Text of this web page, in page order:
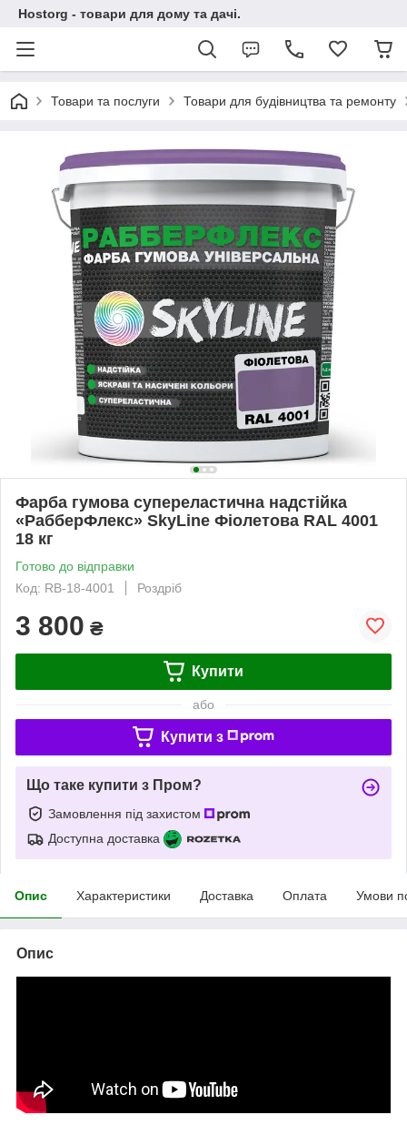
Hostorg - товари для дому та дачі.
Товари та послуги Товари для будівництва та ремонту
Фарба гумова супереластична надстійка
«РабберФлекс» SkyLine Фіолетова RAL 4001
18 кг
Готово до відправки
Код: RB-18-4001
Роздріб
3 800 ₴
Купити
або
Купити з
Що таке купити з Пром?
Замовлення під захистом
Доступна доставка
Опис Характеристики Доставка Оплата Умови
Опис